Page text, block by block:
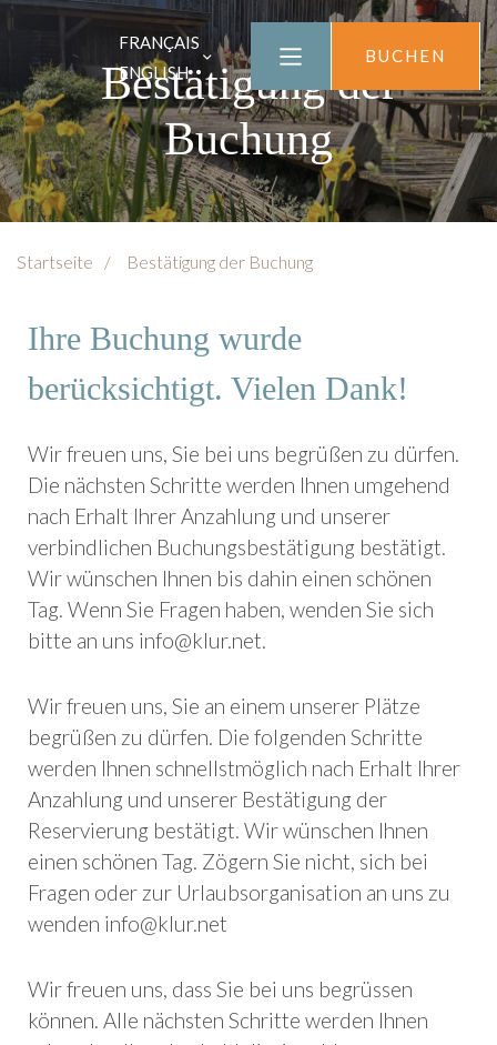
FRANÇAIS
ENGLISH
BUCHEN
Bestätigung der
Buchung
Startseite Bestätigung der Buchung
Ihre Buchung wurde
berücksichtigt. Vielen Dank!
Wir freuen uns, Sie bei uns begrüßen zu dürfen.
Die nächsten Schritte werden Ihnen umgehend
nach Erhalt Ihrer Anzahlung und unserer
verbindlichen Buchungsbestätigung bestätigt.
Wir wünschen Ihnen bis dahin einen schönen
Tag. Wenn Sie Fragen haben, wenden Sie sich
bitte an uns info@klur.net.
Wir freuen uns, Sie an einem unserer Plätze
begrüßen zu dürfen. Die folgenden Schritte
werden Ihnen schnellstmöglich nach Erhalt Ihrer
Anzahlung und unserer Bestätigung der
Reservierung bestätigt. Wir wünschen Ihnen
einen schönen Tag. Zögern Sie nicht, sich bei
Fragen oder zur Urlaubsorganisation an uns zu
wenden info@klur.net
Wir freuen uns, dass Sie bei uns begrüssen
können. Alle nächsten Schritte werden Ihnen